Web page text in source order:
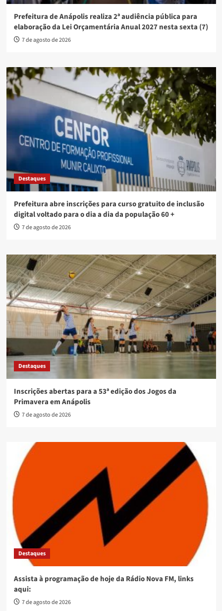
Prefeitura de Anápolis realiza 2ª audiência pública para
elaboração da Lei Orçamentária Anual 2027 nesta sexta (7)
7 de agosto de 2026
Destaques
Prefeitura abre inscrições para curso gratuito de inclusão
digital voltado para o dia a dia da população 60 +
7 de agosto de 2026
Destaques
Inscrições abertas para a 53ª edição dos Jogos da
Primavera em Anápolis
7 de agosto de 2026
Destaques
Assista à programação de hoje da Rádio Nova FM, links
aqui:
7 de agosto de 2026